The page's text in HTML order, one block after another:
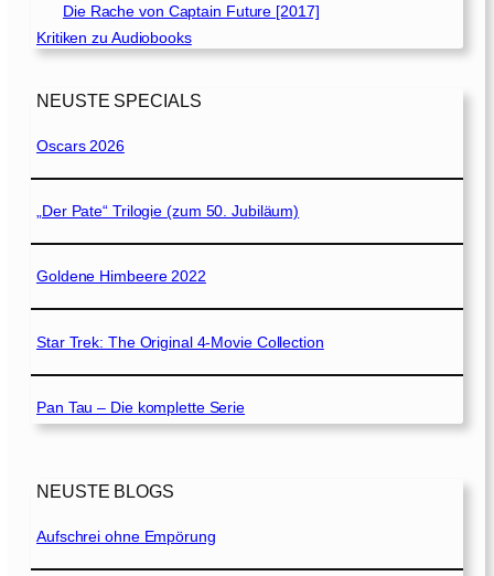
Die Rache von Captain Future [2017]
Kritiken zu Audiobooks
NEUSTE SPECIALS
Oscars 2026
„Der Pate“ Trilogie (zum 50. Jubiläum)
Goldene Himbeere 2022
Star Trek: The Original 4-Movie Collection
Pan Tau – Die komplette Serie
NEUSTE BLOGS
Aufschrei ohne Empörung